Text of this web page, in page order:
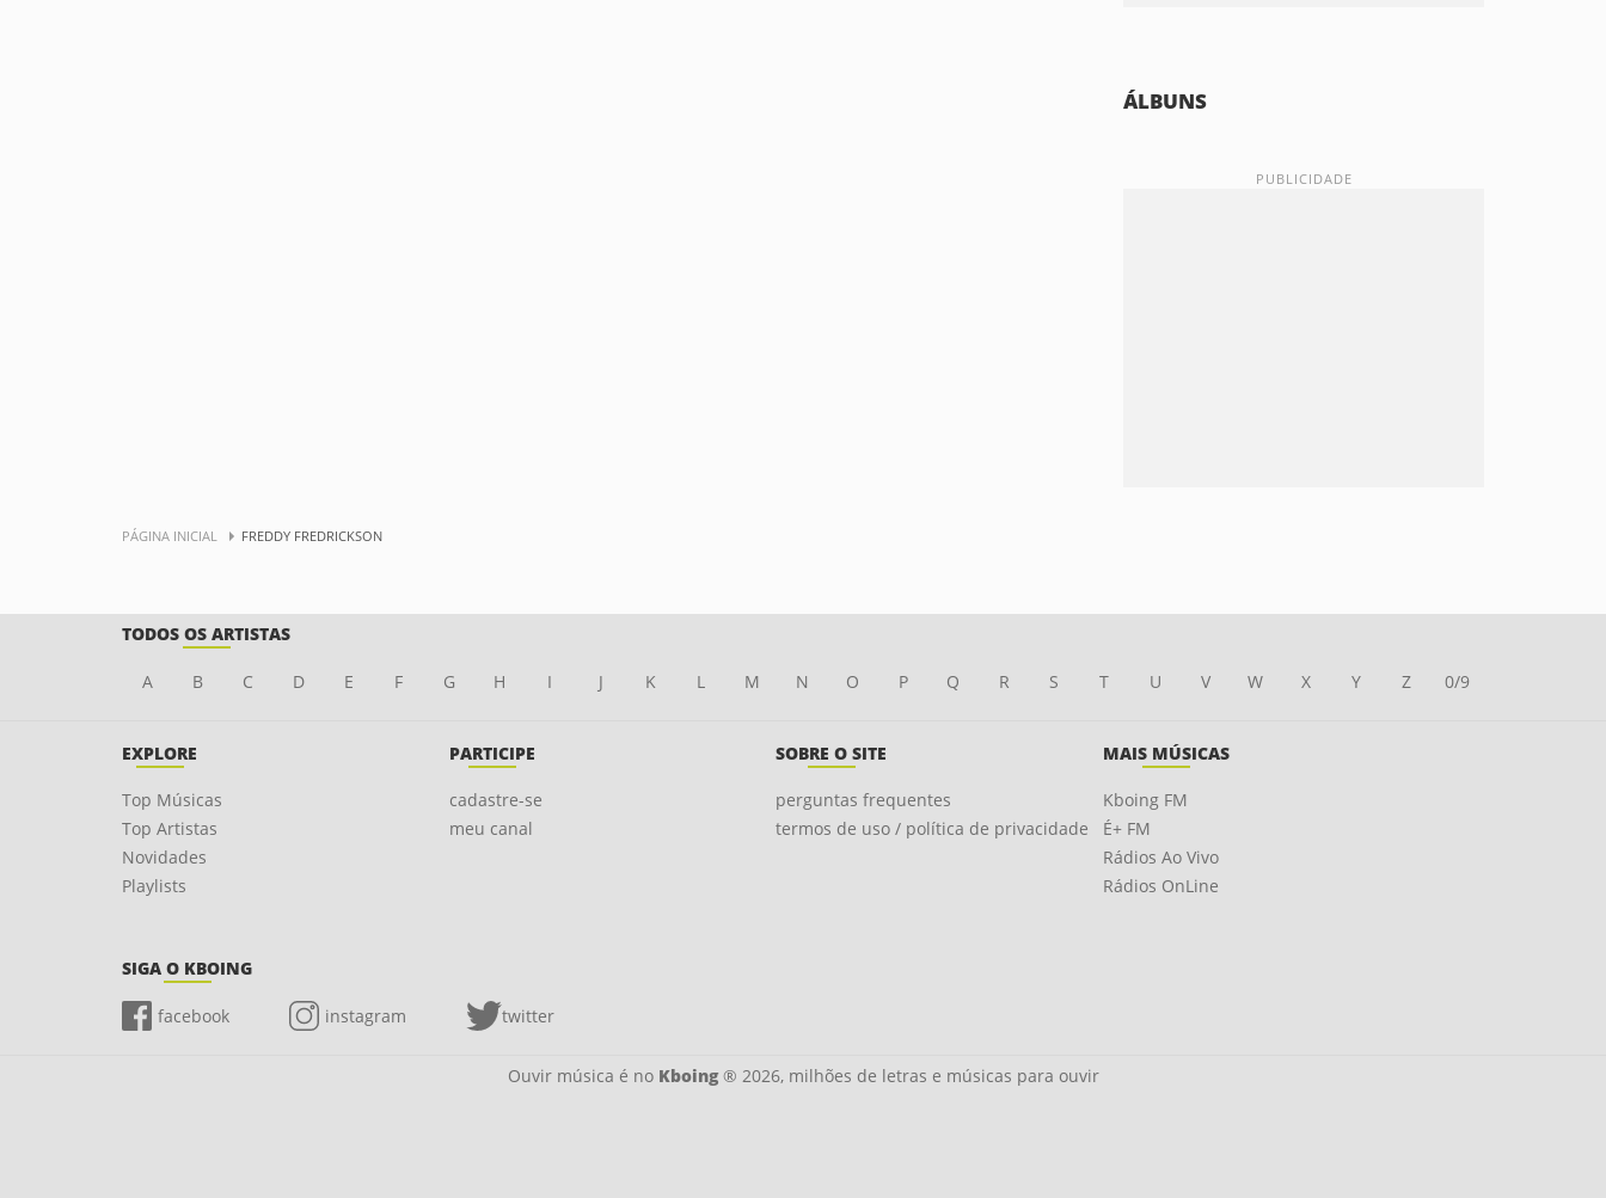
ÁLBUNS
PÁGINA INICIAL FREDDY FREDRICKSON
TODOS OS ARTISTAS
A B C D E F G H I J K L M N O P Q R S T U V W X Y Z 0/9
EXPLORE
Top Músicas
Top Artistas
Novidades
Playlists
PARTICIPE
cadastre-se
meu canal
SOBRE O SITE
perguntas frequentes
termos de uso / política de privacidade
MAIS MÚSICAS
Kboing FM
É+ FM
Rádios Ao Vivo
Rádios OnLine
SIGA O KBOING
facebook instagram twitter
Ouvir música é no Kboing® 2026, milhões de letras e músicas para ouvir